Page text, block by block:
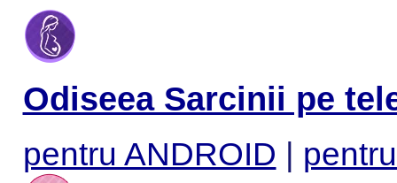
Odiseea Sarcinii pe
pentru ANDROID |